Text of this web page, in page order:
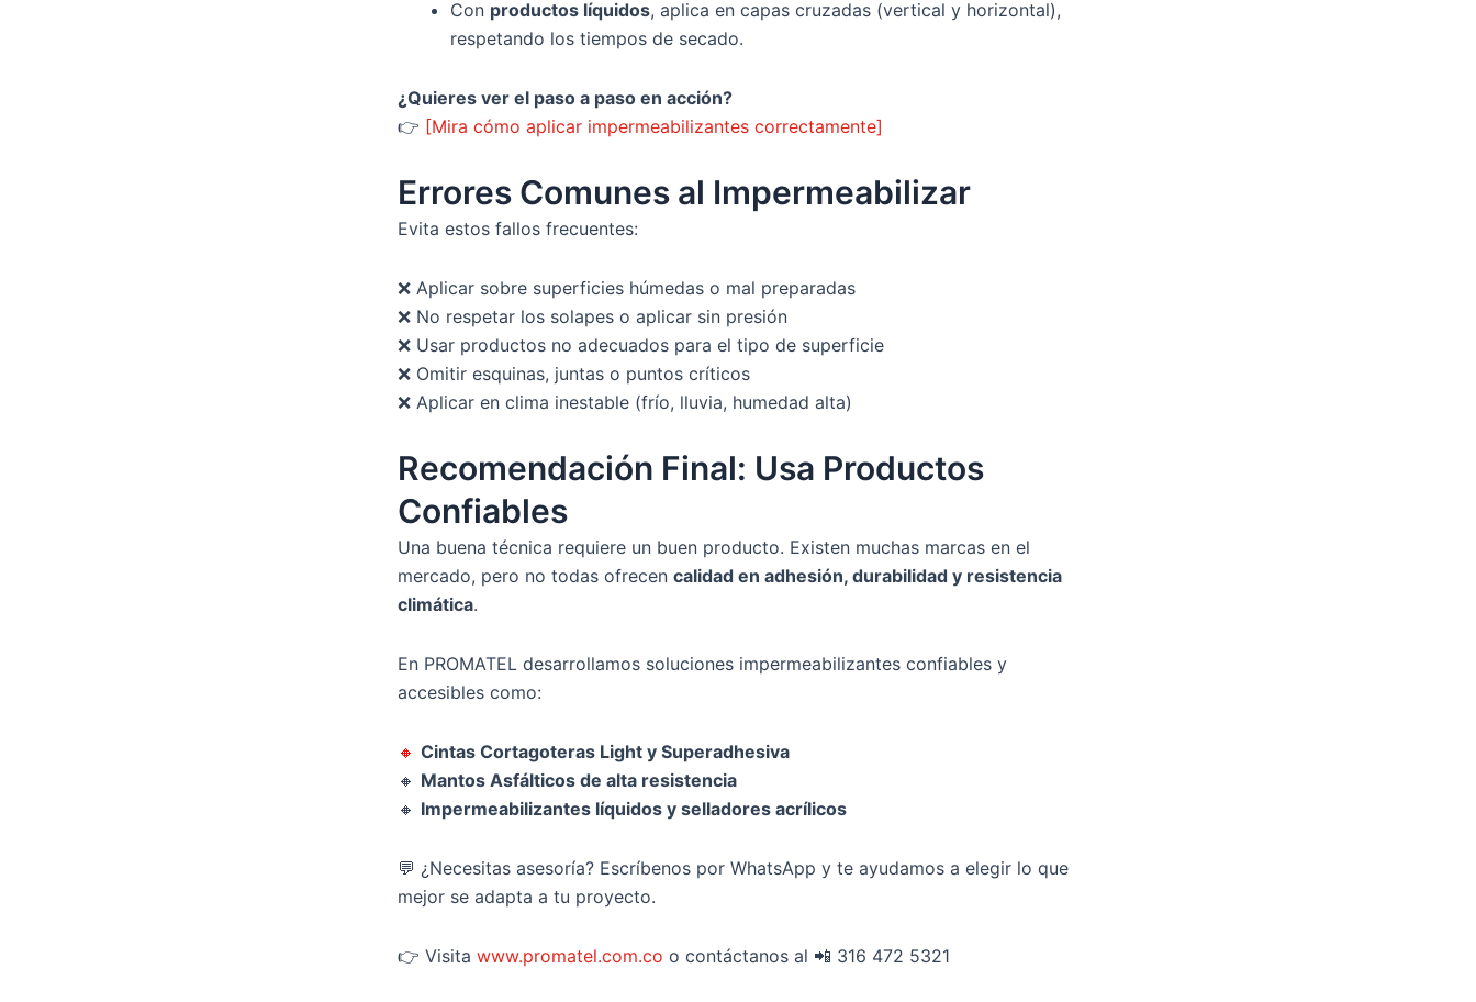
Con productos líquidos, aplica en capas cruzadas (vertical y horizontal),
respetando los tiempos de secado.
¿Quieres ver el paso a paso en acción?
👉 [Mira cómo aplicar impermeabilizantes correctamente]
Errores Comunes al Impermeabilizar
Evita estos fallos frecuentes:
❌ Aplicar sobre superficies húmedas o mal preparadas
❌ No respetar los solapes o aplicar sin presión
❌ Usar productos no adecuados para el tipo de superficie
❌ Omitir esquinas, juntas o puntos críticos
❌ Aplicar en clima inestable (frío, lluvia, humedad alta)
Recomendación Final: Usa Productos
Confiables
Una buena técnica requiere un buen producto. Existen muchas marcas en el
mercado, pero no todas ofrecen calidad en adhesión, durabilidad y resistencia
climática.
En PROMATEL desarrollamos soluciones impermeabilizantes confiables y
accesibles como:
🔸 Cintas Cortagoteras Light y Superadhesiva
🔸 Mantos Asfálticos de alta resistencia
🔸 Impermeabilizantes líquidos y selladores acrílicos
💬 ¿Necesitas asesoría? Escríbenos por WhatsApp y te ayudamos a elegir lo que
mejor se adapta a tu proyecto.
👉 Visita www.promatel.com.co o contáctanos al 📲 316 472 5321